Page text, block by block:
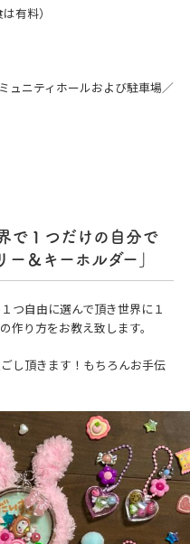
有料）
ュニティホールおよび駐車場／
で１つだけの自分で
＆キーホルダー」
つ自由に選んで頂き世界に１
作り方をお教え致します。
し頂きます！もちろんお手伝